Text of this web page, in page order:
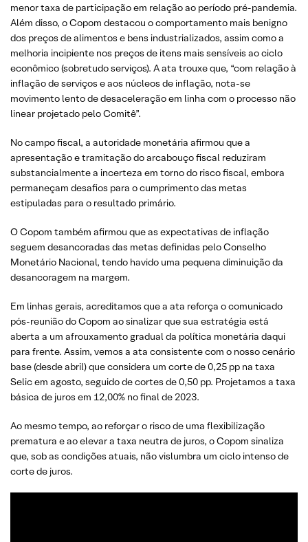
menor taxa de participação em relação ao período pré-pandemia.
Além disso, o Copom destacou o comportamento mais benigno
dos preços de alimentos e bens industrializados, assim como a
melhoria incipiente nos preços de itens mais sensíveis ao ciclo
econômico (sobretudo serviços). A ata trouxe que, “com relação à
inflação de serviços e aos núcleos de inflação, nota-se
movimento lento de desaceleração em linha com o processo não
linear projetado pelo Comitê”.
No campo fiscal, a autoridade monetária afirmou que a
apresentação e tramitação do arcabouço fiscal reduziram
substancialmente a incerteza em torno do risco fiscal, embora
permaneçam desafios para o cumprimento das metas
estipuladas para o resultado primário.
O Copom também afirmou que as expectativas de inflação
seguem desancoradas das metas definidas pelo Conselho
Monetário Nacional, tendo havido uma pequena diminuição da
desancoragem na margem.
Em linhas gerais, acreditamos que a ata reforça o comunicado
pós-reunião do Copom ao sinalizar que sua estratégia está
aberta a um afrouxamento gradual da política monetária daqui
para frente. Assim, vemos a ata consistente com o nosso cenário
base (desde abril) que considera um corte de 0,25 pp na taxa
Selic em agosto, seguido de cortes de 0,50 pp. Projetamos a taxa
básica de juros em 12,00% no final de 2023.
Ao mesmo tempo, ao reforçar o risco de uma flexibilização
prematura e ao elevar a taxa neutra de juros, o Copom sinaliza
que, sob as condições atuais, não vislumbra um ciclo intenso de
corte de juros.